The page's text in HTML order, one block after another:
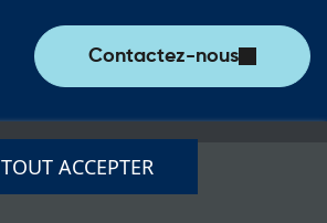
TOUT ACCEPTER
Contactez-nous